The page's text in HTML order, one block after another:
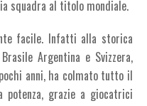
squadra al titolo mondiale.
facile. Infatti alla storica
Argentina e Svizzera,
anni, ha colmato tutto il
potenza, grazie a giocatrici